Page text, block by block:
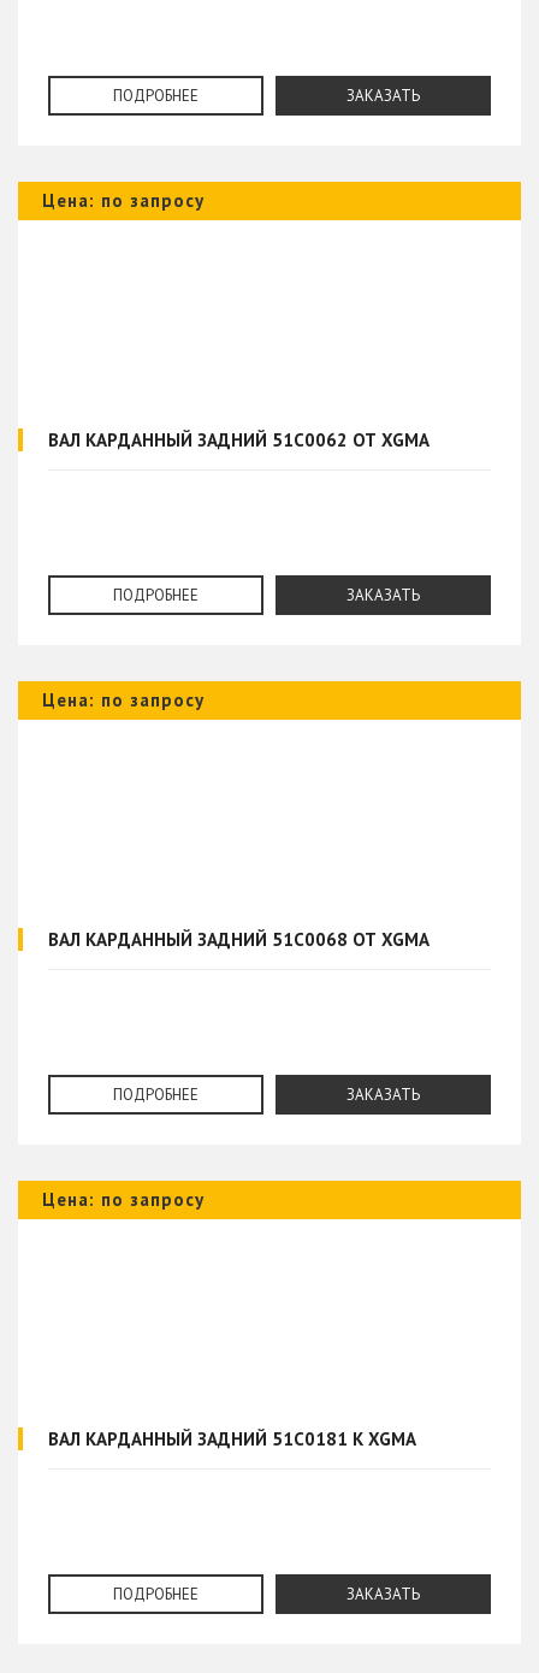
ПОДРОБНЕЕ ЗАКАЗАТЬ
Цена: по запросу
ВАЛ КАРДАННЫЙ ЗАДНИЙ 51C0062 ОТ XGMA
ПОДРОБНЕЕ ЗАКАЗАТЬ
Цена: по запросу
ВАЛ КАРДАННЫЙ ЗАДНИЙ 51C0068 ОТ XGMA
ПОДРОБНЕЕ ЗАКАЗАТЬ
Цена: по запросу
ВАЛ КАРДАННЫЙ ЗАДНИЙ 51C0181 К XGMA
ПОДРОБНЕЕ ЗАКАЗАТЬ